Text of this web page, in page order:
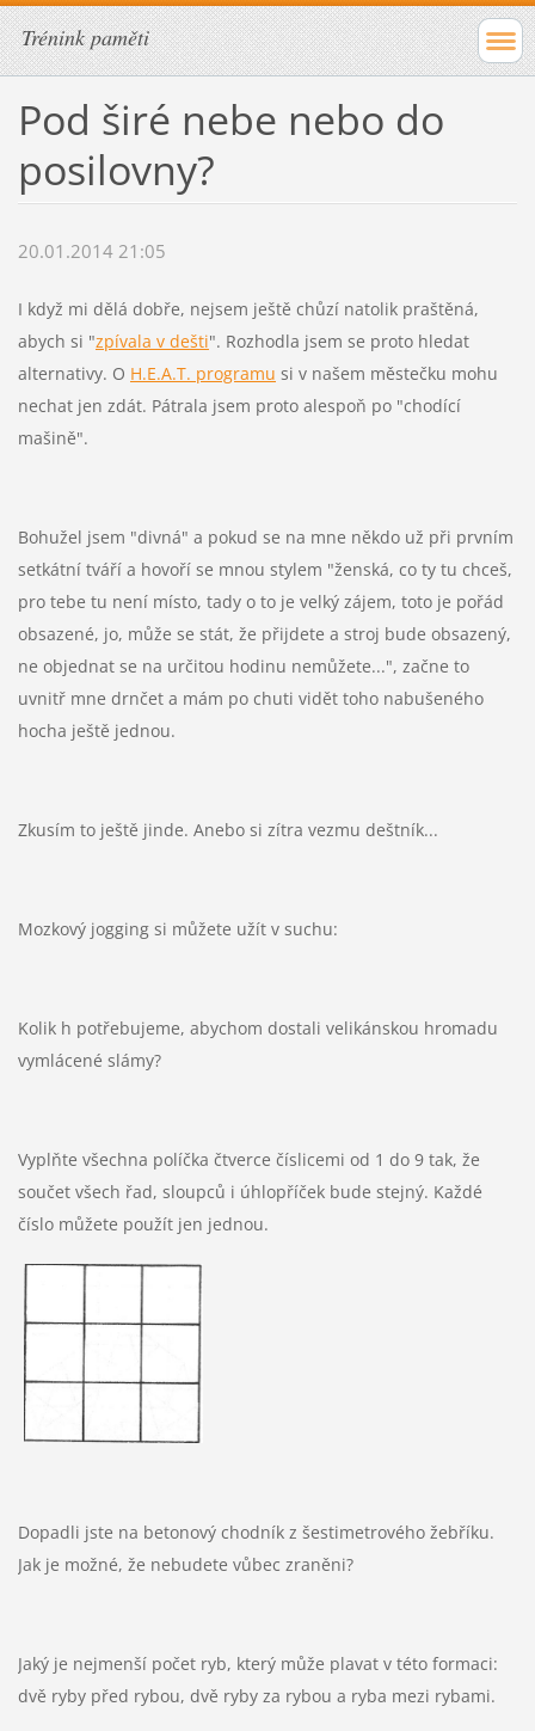
Trénink paměti
Pod širé nebe nebo do
posilovny?
20.01.2014 21:05
I když mi dělá dobře, nejsem ještě chůzí natolik praštěná,
abych si "zpívala v dešti". Rozhodla jsem se proto hledat
alternativy. O H.E.A.T. programu si v našem městečku mohu
nechat jen zdát. Pátrala jsem proto alespoň po "chodící
mašině".
Bohužel jsem "divná" a pokud se na mne někdo už při prvním
setkátní tváří a hovoří se mnou stylem "ženská, co ty tu chceš,
pro tebe tu není místo, tady o to je velký zájem, toto je pořád
obsazené, jo, může se stát, že přijdete a stroj bude obsazený,
ne objednat se na určitou hodinu nemůžete...", začne to
uvnitř mne drnčet a mám po chuti vidět toho nabušeného
hocha ještě jednou.
Zkusím to ještě jinde. Anebo si zítra vezmu deštník...
Mozkový jogging si můžete užít v suchu:
Kolik h potřebujeme, abychom dostali velikánskou hromadu
vymlácené slámy?
Vyplňte všechna políčka čtverce číslicemi od 1 do 9 tak, že
součet všech řad, sloupců i úhlopříček bude stejný. Každé
číslo můžete použít jen jednou.
Dopadli jste na betonový chodník z šestimetrového žebříku.
Jak je možné, že nebudete vůbec zraněni?
Jaký je nejmenší počet ryb, který může plavat v této formaci:
dvě ryby před rybou, dvě ryby za rybou a ryba mezi rybami.